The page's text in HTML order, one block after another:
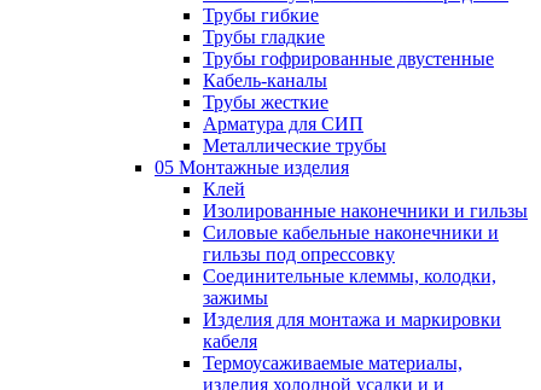
Трубы гибкие
Трубы гладкие
Трубы гофрированные двустенные
Кабель-каналы
Трубы жесткие
Арматура для СИП
Металлические трубы
05 Монтажные изделия
Клей
Изолированные наконечники и гильзы
Силовые кабельные наконечники и
гильзы под опрессовку
Соединительные клеммы, колодки,
зажимы
Изделия для монтажа и маркировки
кабеля
Термоусаживаемые материалы,
изделия холодной усадки и и